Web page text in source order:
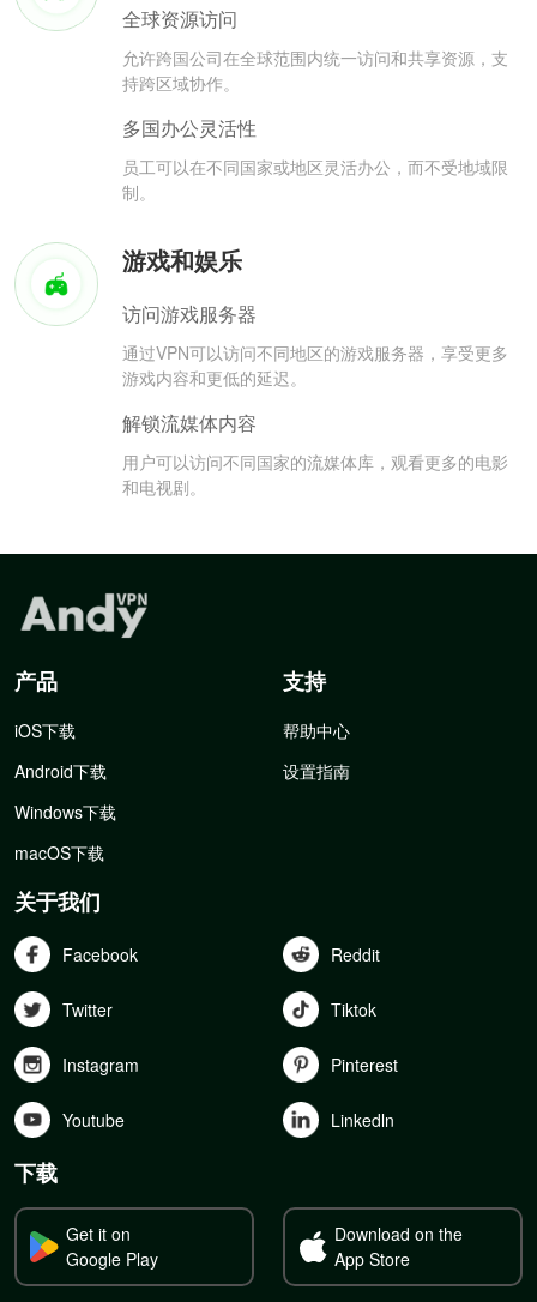
全球资源访问
允许跨国公司在全球范围内统一访问和共享资源，支
持跨区域协作。
多国办公灵活性
员工可以在不同国家或地区灵活办公，而不受地域限
制。
游戏和娱乐
访问游戏服务器
通过VPN可以访问不同地区的游戏服务器，享受更多
游戏内容和更低的延迟。
解锁流媒体内容
用户可以访问不同国家的流媒体库，观看更多的电影
和电视剧。
产品
iOS下载
Android下载
Windows下载
macOS下载
支持
帮助中心
设置指南
关于我们
Facebook Reddit
Twitter Tiktok
Instagram Pinterest
Youtube Linkedln
下载
Get it on
Google Play
Download on the
App Store